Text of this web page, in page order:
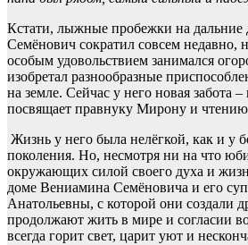
Кстати, лыжные пробежки на
Семёнович сократил совсем недавно,
особым удовольствием занимался
изобретал разнообразные
на земле. Сейчас у него новая забота
посвящает правнуку Мирону и чтению
Жизнь у него была нелёгкой, как и у
поколения. Но, несмотря ни на что
окружающих силой своего духа и
доме Вениамина Семёновича и его
Анатольевны, с которой они создали
продолжают жить в мире и согласии
всегда горит свет, царит уют и